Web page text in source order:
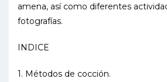
amena, así como diferentes
fotografías.
INDICE
1. Métodos de cocción.